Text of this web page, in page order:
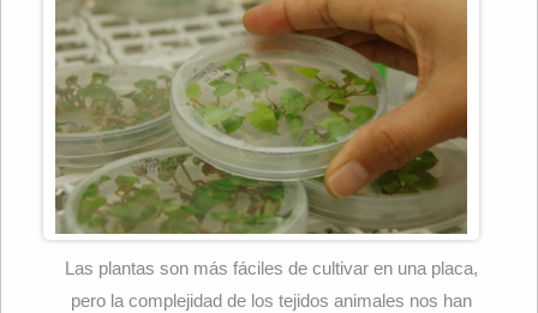
Las plantas son más fáciles de cultivar en una placa,
pero la complejidad de los tejidos animales nos han